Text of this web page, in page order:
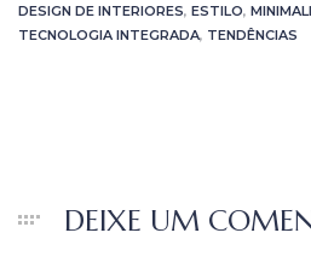
DESIGN DE INTERIORES, ESTILO,
TECNOLOGIA INTEGRADA, TENDÊNCIAS
DEIXE UM